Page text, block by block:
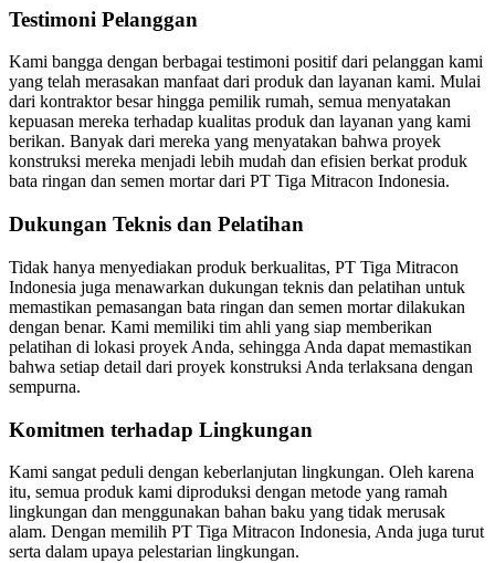
Testimoni Pelanggan
Kami bangga dengan berbagai testimoni positif dari pelanggan kami
yang telah merasakan manfaat dari produk dan layanan kami. Mulai
dari kontraktor besar hingga pemilik rumah, semua menyatakan
kepuasan mereka terhadap kualitas produk dan layanan yang kami
berikan. Banyak dari mereka yang menyatakan bahwa proyek
konstruksi mereka menjadi lebih mudah dan efisien berkat produk
bata ringan dan semen mortar dari PT Tiga Mitracon Indonesia.
Dukungan Teknis dan Pelatihan
Tidak hanya menyediakan produk berkualitas, PT Tiga Mitracon
Indonesia juga menawarkan dukungan teknis dan pelatihan untuk
memastikan pemasangan bata ringan dan semen mortar dilakukan
dengan benar. Kami memiliki tim ahli yang siap memberikan
pelatihan di lokasi proyek Anda, sehingga Anda dapat memastikan
bahwa setiap detail dari proyek konstruksi Anda terlaksana dengan
sempurna.
Komitmen terhadap Lingkungan
Kami sangat peduli dengan keberlanjutan lingkungan. Oleh karena
itu, semua produk kami diproduksi dengan metode yang ramah
lingkungan dan menggunakan bahan baku yang tidak merusak
alam. Dengan memilih PT Tiga Mitracon Indonesia, Anda juga turut
serta dalam upaya pelestarian lingkungan.